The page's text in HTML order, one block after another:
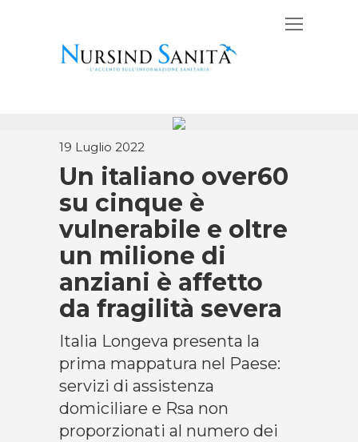
19 Luglio 2022
Un italiano over60
su cinque è
vulnerabile e oltre
un milione di
anziani è affetto
da fragilità severa
Italia Longeva presenta la
prima mappatura nel Paese:
servizi di assistenza
domiciliare e Rsa non
proporzionati al numero dei